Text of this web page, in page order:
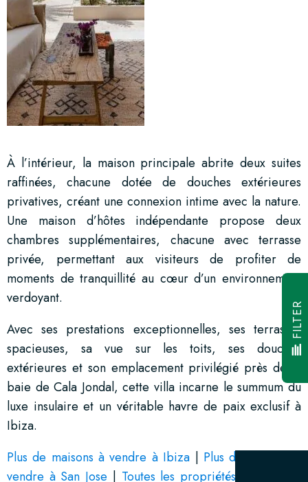
À l’intérieur, la maison principale abrite deux suites
raffinées, chacune dotée de douches extérieures
privatives, créant une connexion intime avec la nature.
Une maison d’hôtes indépendante propose deux
chambres supplémentaires, chacune avec terrasse
privée, permettant aux visiteurs de profiter de
moments de tranquillité au cœur d’un environnement
verdoyant.
Avec ses prestations exceptionnelles, ses terrasses
spacieuses, sa vue sur les toits, ses douches
extérieures et son emplacement privilégié près de la
baie de Cala Jondal, cette villa incarne le summum du
luxe insulaire et un véritable havre de paix exclusif à
Ibiza.
Plus de maisons à vendre à Ibiza | Plus de maisons à
vendre à San Jose | Toutes les propriétés à vendre à
FILTER